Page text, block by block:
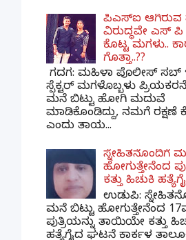
ಪಿಎಸ್​ಐ
ವಿರುದ್ಧವೇ ಎಸ್ ಪಿ
ಕೊಟ್ಟ ಮಗಳು..
ಗೊತ್ತಾ..??
ಗದಗ​: ಮಹಿಳಾ ಪೊಲೀಸ್​ ಸಬ್
ಸ್ಪೆಕ್ಟರ್​ ಮಗಳೊಬ್ಬಳು
ಮನೆ ಬಿಟ್ಟು ಹೋಗಿ ಮದುವೆ
ಮಾಡಿಕೊಂಡಿದ್ದು, ನಮಗೆ ರಕ್ಷಣೆ
ಎಂದು ತಾಯ...
ಸ್ನೇಹಿತನೊಂದಿಗೆ
ಹೋಗುತ್ತೇನೆಂದ
ಕತ್ತು ಹಿಚುಕಿ
ಉಡುಪಿ:
ಮನೆ ಬಿಟ್ಟು ಹೋಗುತ್ತೇನೆಂದ
ಪುತ್ರಿಯನ್ನು ತಾಯಿಯೇ ಕತ್ತು
ಹತ್ಯೆಗೈದ ಘಟನೆ ಕಾರ್ಕಳ